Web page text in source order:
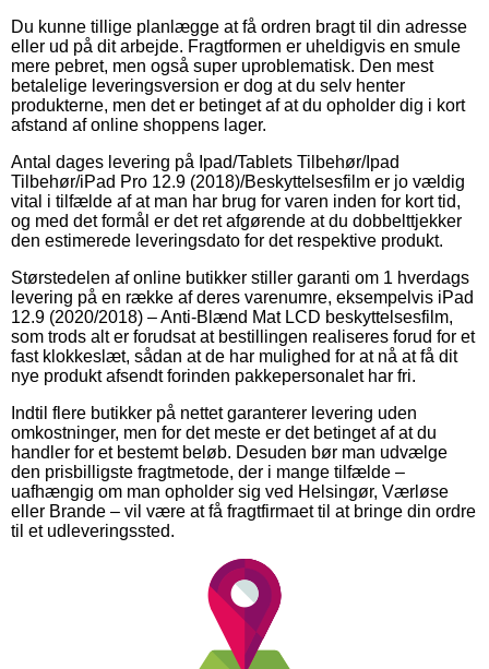
Du kunne tillige planlægge at få ordren bragt til din adresse
eller ud på dit arbejde. Fragtformen er uheldigvis en smule
mere pebret, men også super uproblematisk. Den mest
betalelige leveringsversion er dog at du selv henter
produkterne, men det er betinget af at du opholder dig i kort
afstand af online shoppens lager.
Antal dages levering på Ipad/Tablets Tilbehør/Ipad
Tilbehør/iPad Pro 12.9 (2018)/Beskyttelsesfilm er jo vældig
vital i tilfælde af at man har brug for varen inden for kort tid,
og med det formål er det ret afgørende at du dobbelttjekker
den estimerede leveringsdato for det respektive produkt.
Størstedelen af online butikker stiller garanti om 1 hverdags
levering på en række af deres varenumre, eksempelvis iPad
12.9 (2020/2018) – Anti-Blænd Mat LCD beskyttelsesfilm,
som trods alt er forudsat at bestillingen realiseres forud for et
fast klokkeslæt, sådan at de har mulighed for at nå at få dit
nye produkt afsendt forinden pakkepersonalet har fri.
Indtil flere butikker på nettet garanterer levering uden
omkostninger, men for det meste er det betinget af at du
handler for et bestemt beløb. Desuden bør man udvælge
den prisbilligste fragtmetode, der i mange tilfælde –
uafhængig om man opholder sig ved Helsingør, Værløse
eller Brande – vil være at få fragtfirmaet til at bringe din ordre
til et udleveringssted.